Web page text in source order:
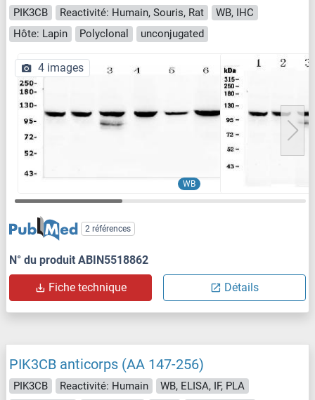
PIK3CB Reactivité: Humain, Souris, Rat
WB, IHC
Hôte: Lapin
Polyclonal unconjugated
WB
4 images
2 références
N° du produit ABIN5518862
Fiche technique Détails
PIK3CB anticorps (AA 147-256)
PIK3CB Reactivité: Humain
WB, ELISA, IF, PLA